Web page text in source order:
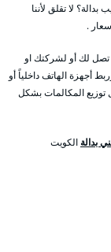
لا تقلق لأننا
.
تصل لك أو لشركتك او
أجهزة الهاتف داخلياً أو
المكالمات بشكل
بدالة الكويت